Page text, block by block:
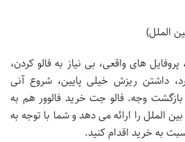
الملل)
های واقعی، بی نیاز به فالو کردن،
داشتن ریزش خیلی پایین، شروع آنی
وجه. فالو جت خرید فالوور هم به
الملل را ارائه می دهد و شما با توجه به
به خرید اقدام کنید.